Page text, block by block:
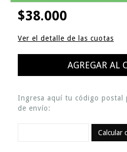
$38.000
Ver el detalle de las cuotas
Ingresa aquí tu código postal
de envío:
Calcular